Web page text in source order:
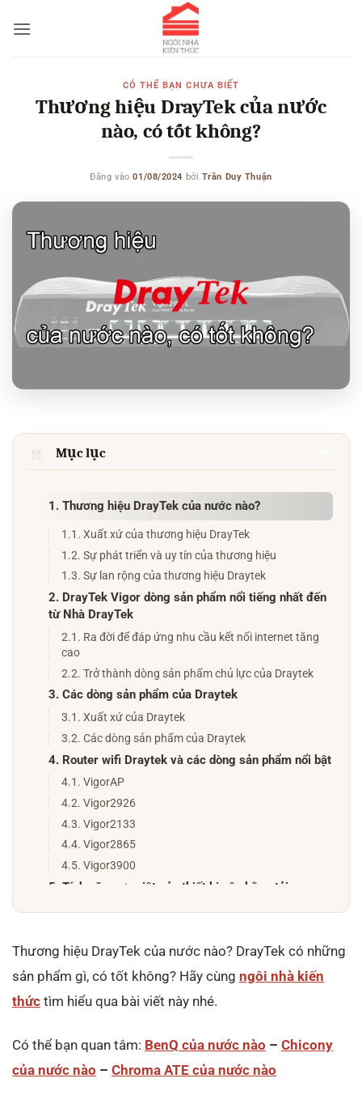
qua
CÓ THỂ BẠN CHƯA BIẾT
Thương hiệu DrayTek của nước
nào, có tốt không?
Đăng vào01/08/2024 bởi Trần Duy Thuận
Mục lục
1. Thương hiệu DrayTek của nước nào?
1.1. Xuất xứ của thương hiệu DrayTek
1.2. Sự phát triển và uy tín của thương hiệu
1.3. Sự lan rộng của thương hiệu Draytek
2. DrayTek Vigor dòng sản phẩm nổi tiếng nhất đến
từ Nhà DrayTek
2.1. Ra đời để đáp ứng nhu cầu kết nối internet tăng
cao
2.2. Trở thành dòng sản phẩm chủ lực của Draytek
3. Các dòng sản phẩm của Draytek
3.1. Xuất xứ của Draytek
3.2. Các dòng sản phẩm của Draytek
4. Router wifi Draytek và các dòng sản phẩm nổi bật
4.1. VigorAP
4.2. Vigor2926
4.3. Vigor2133
4.4. Vigor2865
4.5. Vigor3900
5. Tính năng ưu việt của thiết bị cân bằng tải
5.2. Tăng khả năng kết nối internet và đồng thời giữ
cho mạng ổn định
5.3. Hỗ trợ nhiều giao thức và tính năng an ninh mạng
5.4. Vận hành đơn giản và dễ dàng cấu hình
Draytek
6.1. Bảo hành dài hạn và hỗ trợ kỹ thuật sau bán
hàng
Thương hiệu DrayTek của nước nào? DrayTek có những
sản phẩm gì, có tốt không? Hãy cùng ngôi nhà kiến
thức tìm hiểu qua bài viết này nhé.
Có thể bạn quan tâm: BenQ của nước nào – Chicony
của nước nào – Chroma ATE của nước nào